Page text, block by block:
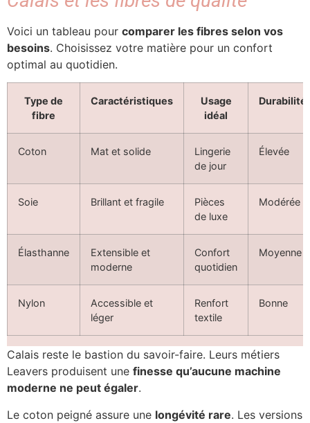
Voici un tableau pour comparer les fibres selon vos
besoins. Choisissez votre matière pour un confort
optimal au quotidien.
Type de
fibre
Caractéristiques
Usage
idéal
Durabilité
Coton Mat et solide
Lingerie
de jour
Élevée
Soie Brillant et fragile
Pièces
de luxe
Modérée
Élasthanne
Extensible et
moderne
Confort
quotidien
Moyenne
Nylon
Accessible et
léger
Renfort
textile
Bonne
Calais reste le bastion du savoir-faire. Leurs métiers
Leavers produisent une finesse qu’aucune machine
moderne ne peut égaler.
Le coton peigné assure une longévité rare. Les versions